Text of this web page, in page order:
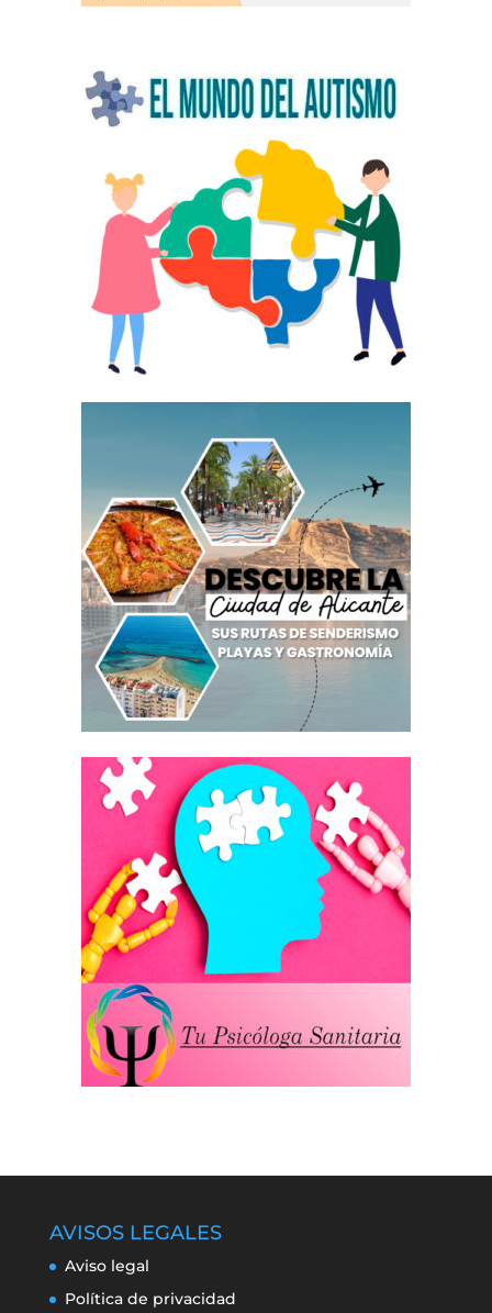
AVISOS LEGALES
Aviso legal
Política de privacidad